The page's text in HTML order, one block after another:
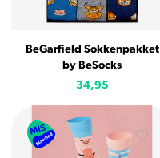
BeGarfield Sokkenpakket
by BeSocks
34,95